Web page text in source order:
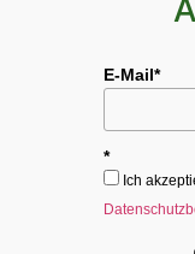
E-Mail*
*
Ich